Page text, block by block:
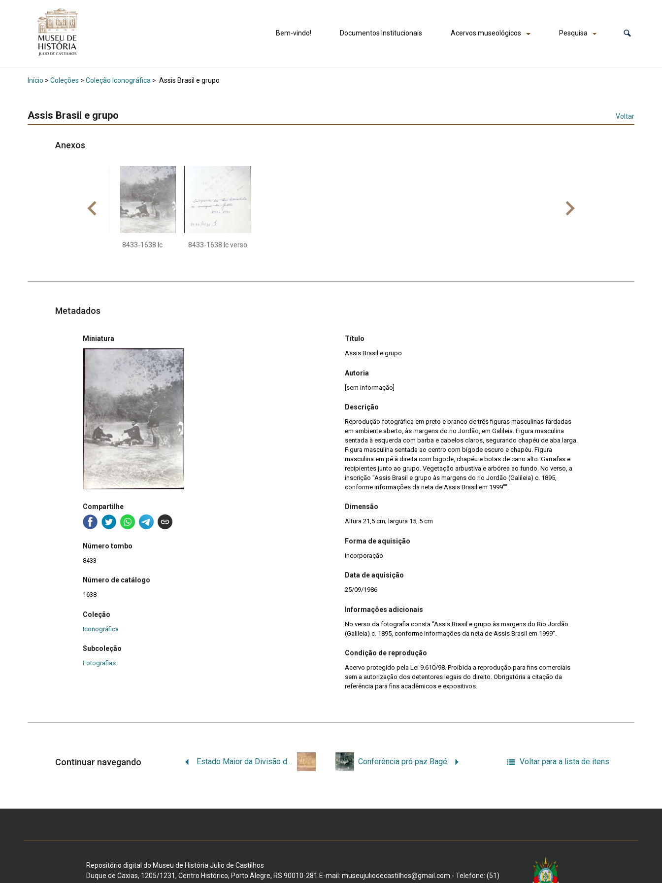
Bem-vindo! Documentos Institucionais Acervos museológicos Pesquisa
Início > Coleções > Coleção Iconográfica > Assis Brasil e grupo
Assis Brasil e grupo Voltar
Anexos
8433-1638 Ic 8433-1638 Ic verso
Metadados
Miniatura
Compartilhe
Número tombo
8433
Número de catálogo
1638
Coleção
Iconográfica
Subcoleção
Fotografias
Título
Assis Brasil e grupo
Autoria
[sem informação]
Descrição
Reprodução fotográfica em preto e branco de três figuras masculinas fardadas
em ambiente aberto, às margens do rio Jordão, em Galileia. Figura masculina
sentada à esquerda com barba e cabelos claros, segurando chapéu de aba larga.
Figura masculina sentada ao centro com bigode escuro e chapéu. Figura
masculina em pé à direita com bigode, chapéu e botas de cano alto. Garrafas e
recipientes junto ao grupo. Vegetação arbustiva e arbórea ao fundo. No verso, a
inscrição "Assis Brasil e grupo às margens do rio Jordão (Galileia) c. 1895,
conforme informações da neta de Assis Brasil em 1999"".
Dimensão
Altura 21,5 cm; largura 15, 5 cm
Forma de aquisição
Incorporação
Data de aquisição
25/09/1986
Informações adicionais
No verso da fotografia consta "Assis Brasil e grupo às margens do Rio Jordão
(Galileia) c. 1895, conforme informações da neta de Assis Brasil em 1999".
Condição de reprodução
Acervo protegido pela Lei 9.610/98. Proibida a reprodução para fins comerciais
sem a autorização dos detentores legais do direito. Obrigatória a citação da
referência para fins acadêmicos e expositivos.
Continuar navegando Estado Maior da Divisão da Serra, 1894 Conferência pró paz Bagé Voltar para a lista de itens
Repositório digital do Museu de História Julio de Castilhos
Duque de Caxias, 1205/1231, Centro Histórico, Porto Alegre, RS 90010-281 E-mail: museujuliodecastilhos@gmail.com - Telefone: (51)